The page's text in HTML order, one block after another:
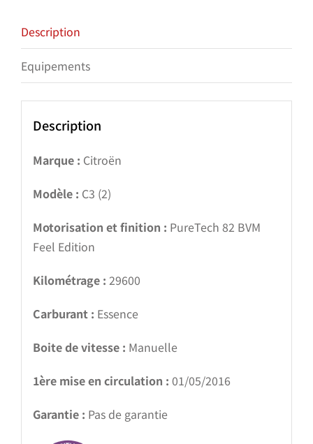
Description
Equipements
Description
Marque : Citroën
Modèle : C3 (2)
Motorisation et finition : PureTech 82 BVM
Feel Edition
Kilométrage : 29600
Carburant : Essence
Boite de vitesse : Manuelle
1ère mise en circulation : 01/05/2016
Garantie : Pas de garantie